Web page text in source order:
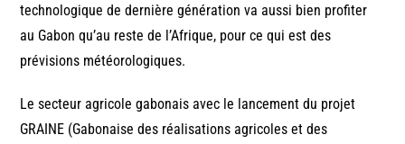
technologique de dernière génération va aussi bien profiter
au Gabon qu’au reste de l’Afrique, pour ce qui est des
prévisions météorologiques.
Le secteur agricole gabonais avec le lancement du projet
GRAINE (Gabonaise des réalisations agricoles et des